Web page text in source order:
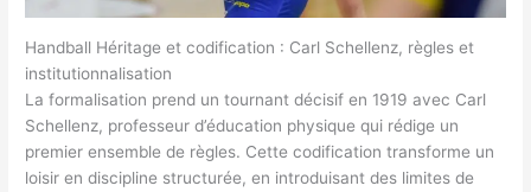
Handball Héritage et codification : Carl Schellenz, règles et
institutionnalisation
La formalisation prend un tournant décisif en 1919 avec Carl
Schellenz, professeur d’éducation physique qui rédige un
premier ensemble de règles. Cette codification transforme un
loisir en discipline structurée, en introduisant des limites de